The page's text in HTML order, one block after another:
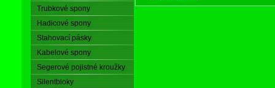
Trubkové spony
Hadicové spony
Stahovací pásky
Kabelové spony
Segerové pojistné kroužky
Silentbloky